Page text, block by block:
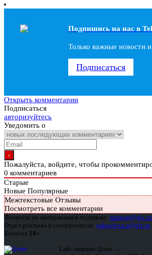
Подпишись на наc в
Только важные новости
Подписаться
Открыть комментарии
Подписаться
авторизуйтесь
Уведомить о
Пожалуйста, войдите, чтобы
0 комментариев
Старые
Новые Популярные
Межтекстовые Отзывы
Посмотреть все комментарии
Вопросы по материалам и подписке: support@glc.ru
Отдел рекламы и спецпроектов: yakovleva.a@glc.ru
Контент 18+
Сайт защищен Qrator —